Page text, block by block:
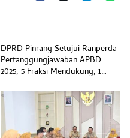
DPRD Pinrang Setujui Ranperda
Pertanggungjawaban APBD
2025, 5 Fraksi Mendukung, 1